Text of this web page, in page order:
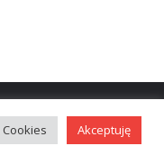
Akceptuję